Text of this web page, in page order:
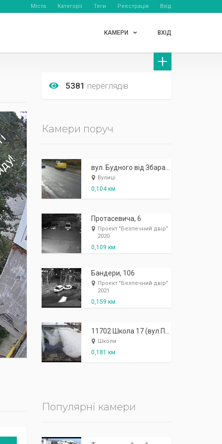
Міста Категорії Теги Реєстрація Вхід
КАМЕРИ ВХІД
5381 переглядів
Камери поруч
Вулиці
0,104 км.
Протасевича, 6
Проект "Безпечний двір"
2020
0,109 км.
Бандери, 106
Проект "Безпечний двір"
2021
0,159 км.
Школи
0,181 км.
Популярні камери